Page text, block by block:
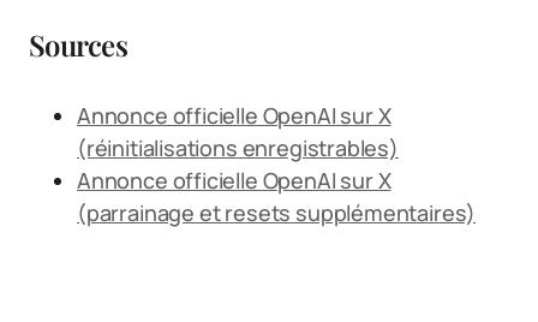
Sources
Annonce officielle OpenAI sur X
(réinitialisations enregistrables)
Annonce officielle OpenAI sur X
(parrainage et resets supplémentaires)